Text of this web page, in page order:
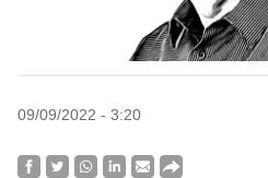
09/09/2022 - 3:20